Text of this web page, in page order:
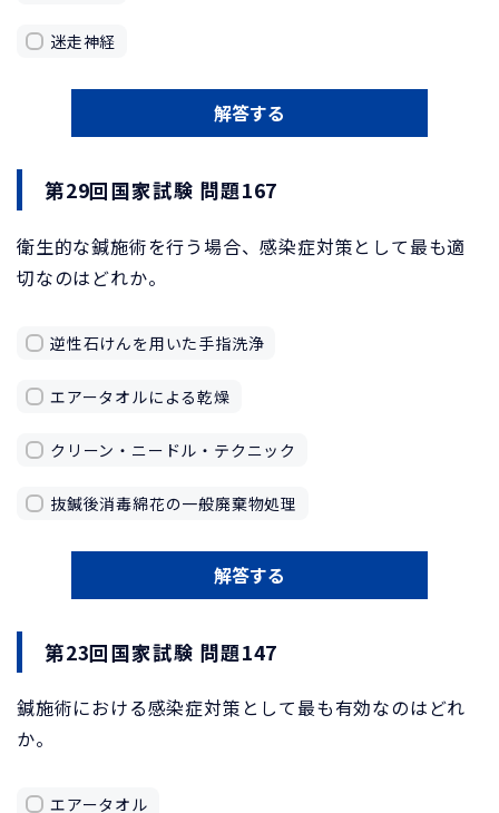
迷走神経
解答する
第29回国家試験 問題167
衛生的な鍼施術を行う場合、感染症対策として最も適
切なのはどれか。
逆性石けんを用いた手指洗浄
エアータオルによる乾燥
クリーン・ニードル・テクニック
抜鍼後消毒綿花の一般廃棄物処理
解答する
第23回国家試験 問題147
鍼施術における感染症対策として最も有効なのはどれ
か。
エアータオル